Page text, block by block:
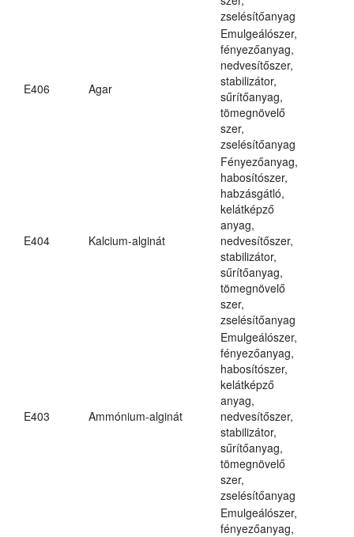
zselésítőanyag
E406 Agar
Emulgeálószer,
fényezőanyag,
nedvesítőszer,
stabilizátor,
sűrítőanyag,
tömegnövelő
szer,
zselésítőanyag
E404 Kalcium-alginát
Fényezőanyag,
habosítószer,
habzásgátló,
kelátképző
anyag,
nedvesítőszer,
stabilizátor,
sűrítőanyag,
tömegnövelő
szer,
zselésítőanyag
E403 Ammónium-alginát
Emulgeálószer,
fényezőanyag,
habosítószer,
kelátképző
anyag,
nedvesítőszer,
stabilizátor,
sűrítőanyag,
tömegnövelő
szer,
zselésítőanyag
Emulgeálószer,
fényezőanyag,